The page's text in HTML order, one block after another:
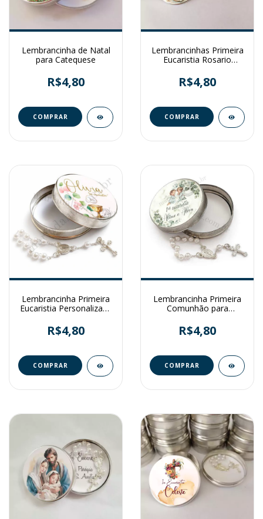
Lembrancinha de Natal
para Catequese
R$4,80
Lembrancinhas Primeira
Eucaristia Rosario
R$4,80
Lembrancinha Primeira
Eucaristia Personalizada
R$4,80
Lembrancinha Primeira
Comunhão para
R$4,80